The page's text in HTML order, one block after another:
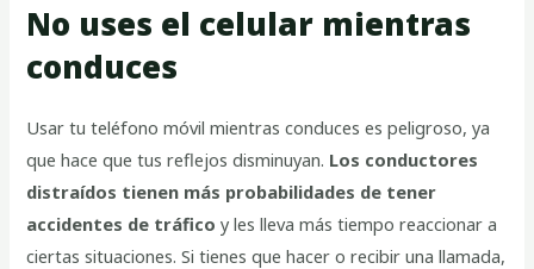
No uses el celular mientras
conduces
Usar tu teléfono móvil mientras conduces es peligroso, ya
que hace que tus reflejos disminuyan. Los conductores
distraídos tienen más probabilidades de tener
accidentes de tráficoy les lleva más tiempo reaccionar a
ciertas situaciones. Si tienes que hacer o recibir una llamada,